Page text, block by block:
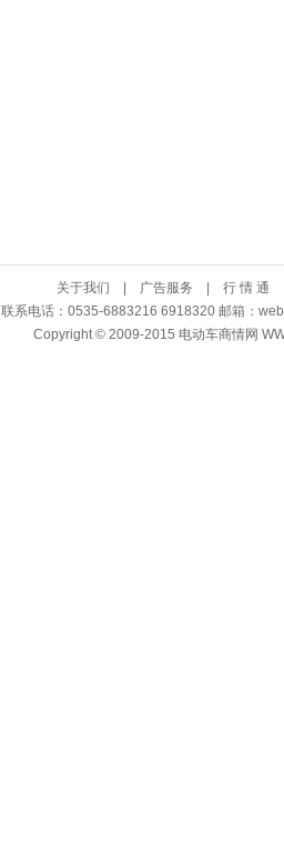
关于我们 广告服务 行 情 通
联系电话：0535-6883216 6918320 邮箱：
Copyright © 2009-2015 电动车商情网